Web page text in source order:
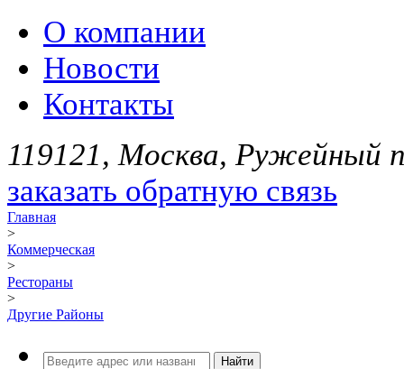
О компании
Новости
Контакты
119121, Москва, Ружейный
заказать обратную связь
Главная
>
Коммерческая
>
Рестораны
>
Другие Районы